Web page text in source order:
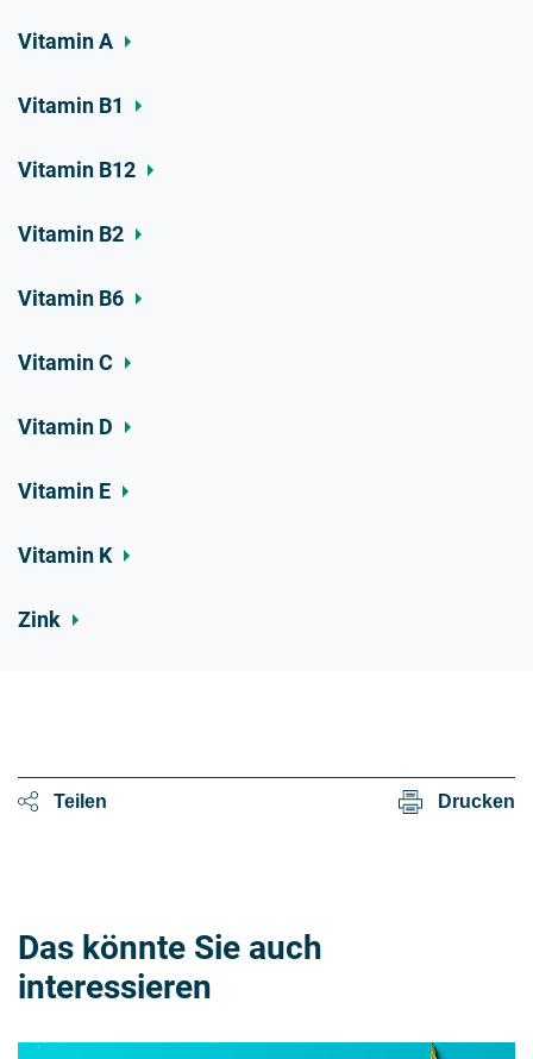
Vitamin A
Vitamin B1
Vitamin B12
Vitamin B2
Vitamin B6
Vitamin C
Vitamin D
Vitamin E
Vitamin K
Zink
Teilen Drucken
Das könnte Sie auch
interessieren